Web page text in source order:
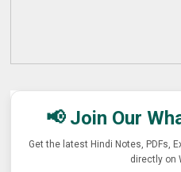
📢 Join Our
Get the latest Hindi Notes, PDFs,
directly on